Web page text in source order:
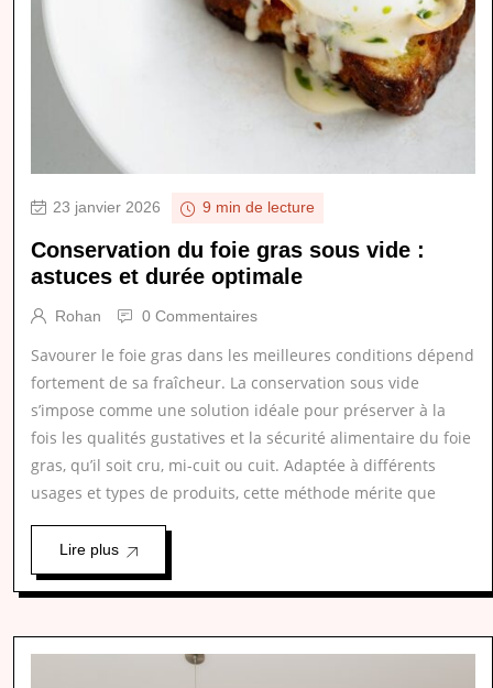
23 janvier 2026 9 min de lecture
Conservation du foie gras sous vide :
astuces et durée optimale
Rohan 0 Commentaires
Savourer le foie gras dans les meilleures conditions dépend
fortement de sa fraîcheur. La conservation sous vide
s’impose comme une solution idéale pour préserver à la
fois les qualités gustatives et la sécurité alimentaire du foie
gras, qu’il soit cru, mi-cuit ou cuit. Adaptée à différents
usages et types de produits, cette méthode mérite que
Lire plus